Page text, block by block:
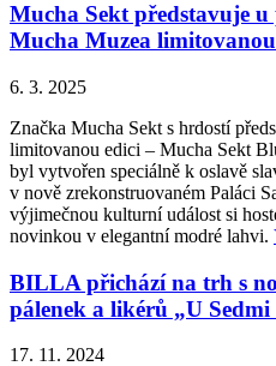
Mucha Sekt představuje
Mucha Muzea
6. 3. 2025
Značka Mucha Sekt s hrdostí
limitovanou edici – Mucha Sekt
byl vytvořen speciálně k oslavě
v nově zrekonstruovaném Paláci
výjimečnou kulturní událost si
novinkou v elegantní modré lahvi.
BILLA přichází na trh s
pálenek a likérů „U Sedmi
17. 11. 2024